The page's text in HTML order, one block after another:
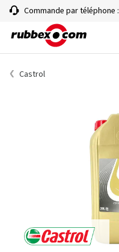
Commande par téléphone :
Castrol